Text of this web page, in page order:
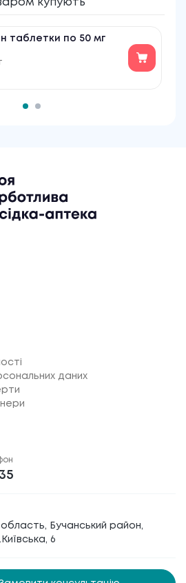
купують
таблетки по 50 мг
даних
область, Бучанський район,
6